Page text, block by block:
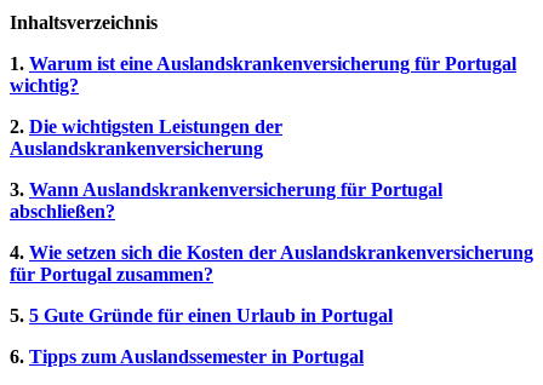
Inhaltsverzeichnis
1. Warum ist eine Auslandskrankenversicherung für Portugal
wichtig?
2. Die wichtigsten Leistungen der
Auslandskrankenversicherung
3. Wann Auslandskrankenversicherung für Portugal
abschließen?
4. Wie setzen sich die Kosten der Auslandskrankenversicherung
für Portugal zusammen?
5. 5 Gute Gründe für einen Urlaub in Portugal
6. Tipps zum Auslandssemester in Portugal